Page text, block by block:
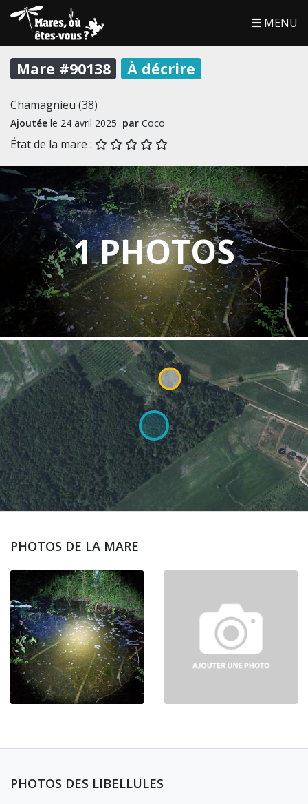
MENU
Mare #90138 À décrire
Chamagnieu (38)
Ajoutée le 24 avril 2025 par Coco
État de la mare :
1 PHOTOS
PHOTOS DE LA MARE
PHOTOS DES LIBELLULES